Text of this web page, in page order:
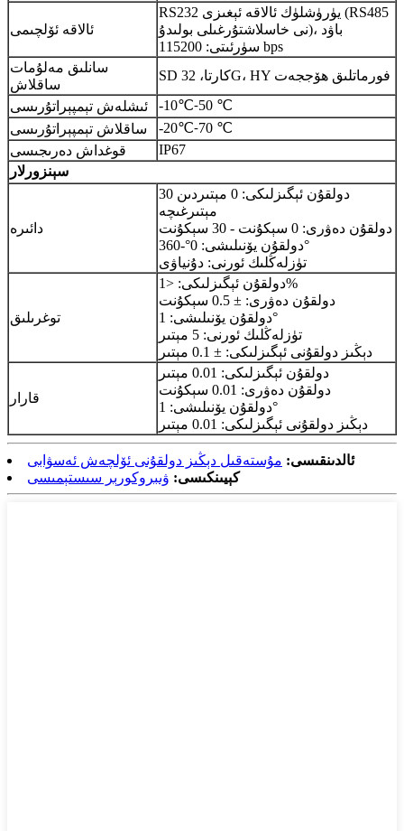
ئالاقە ئۆلچىمى
RS232 يۈرۈشلۈك ئالاقە ئېغىزى (RS485
نى خاسلاشتۇرغىلى بولىدۇ)، باۋد
سۈرئىتى: 115200 bps
سانلىق مەلۇمات
ساقلاش
SD كارتا، 32G، HY فورماتلىق ھۆججەت
ئىشلەش تېمپېراتۇرىسى
-10℃-50 ℃
ساقلاش تېمپېراتۇرىسى
-20℃-70 ℃
قوغداش دەرىجىسى
IP67
سېنزورلار
دائىرە
دولقۇن ئېگىزلىكى: 0 مېتىردىن 30
مېتىرغىچە
دولقۇن دەۋرى: 0 سېكۇنت - 30 سېكۇنت
دولقۇن يۆنىلىشى: 0°-360°
تۈزلەڭلىك ئورنى: دۇنياۋى
توغرىلىق
دولقۇن ئېگىزلىكى: <1%
دولقۇن دەۋرى: ± 0.5 سېكۇنت
دولقۇن يۆنىلىشى: 1°
تۈزلەڭلىك ئورنى: 5 مېتىر
دېڭىز دولقۇنى ئېگىزلىكى: ± 0.1 مېتىر
قارار
دولقۇن ئېگىزلىكى: 0.01 مېتىر
دولقۇن دەۋرى: 0.01 سېكۇنت
دولقۇن يۆنىلىشى: 1°
دېڭىز دولقۇنى ئېگىزلىكى: 0.01 مېتىر
ئالدىنقىسى: مۇستەقىل دېڭىز دولقۇنى ئۆلچەش ئەسۋابى
كېيىنكىسى: ۋىبروكورېر سىستېمىسى